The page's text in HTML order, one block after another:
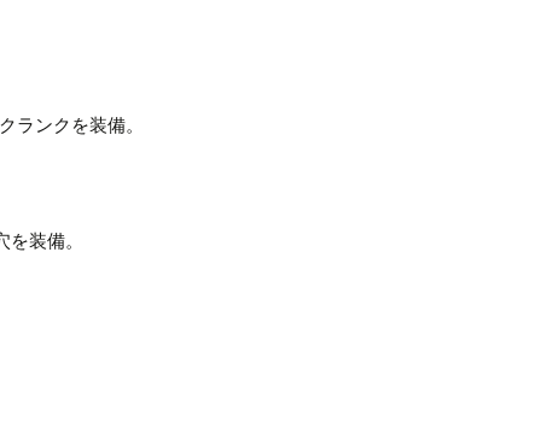
ランクを装備。
装備。